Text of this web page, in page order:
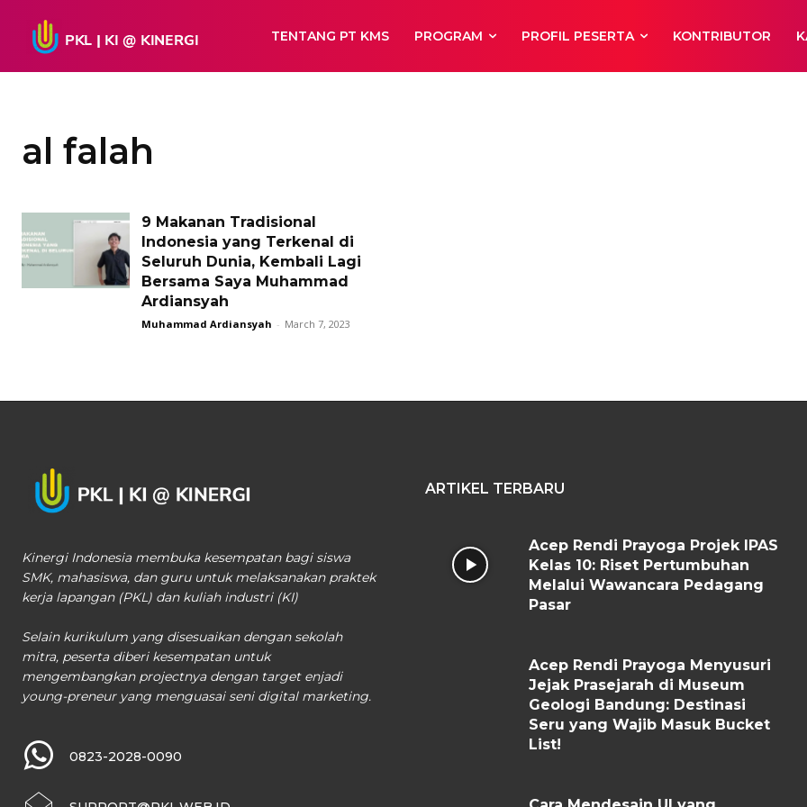
TENTANG PT KMS PROGRAM PROFIL PESERTA KONTRIBUTOR
al falah
9 Makanan Tradisional
Indonesia yang Terkenal di
Seluruh Dunia, Kembali Lagi
Bersama Saya Muhammad
Ardiansyah
Muhammad Ardiansyah - March 7, 2023
Kinergi Indonesia membuka kesempatan bagi siswa
SMK, mahasiswa, dan guru untuk melaksanakan praktek
kerja lapangan (PKL) dan kuliah industri (KI)
Selain kurikulum yang disesuaikan dengan sekolah
mitra, peserta diberi kesempatan untuk
mengembangkan projectnya dengan target enjadi
young-preneur yang menguasai seni digital marketing.
0823-2028-0090
ARTIKEL TERBARU
Acep Rendi Prayoga Projek IPAS
Kelas 10: Riset Pertumbuhan
Melalui Wawancara Pedagang
Pasar
Acep Rendi Prayoga Menyusuri
Jejak Prasejarah di Museum
Geologi Bandung: Destinasi
Seru yang Wajib Masuk Bucket
List!